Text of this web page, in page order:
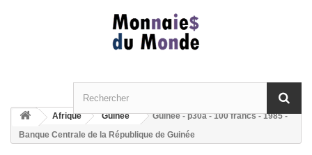
Afrique Guinée
Guinée - p30a - 100 francs - 1985 -
Banque Centrale de la République de Guinée